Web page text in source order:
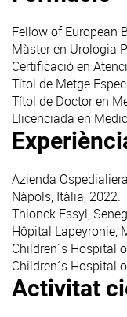
Fellow of European
Màster en Urologia
Certificació en
Títol de Metge
Títol de Doctor en
Llicenciada en
Azienda
Nàpols, Itàlia, 2022.
Thionck Essyl,
Hôpital Lapeyronie,
Children´s Hospital
Children´s Hospital
Activitat